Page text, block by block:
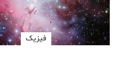
فیزیک